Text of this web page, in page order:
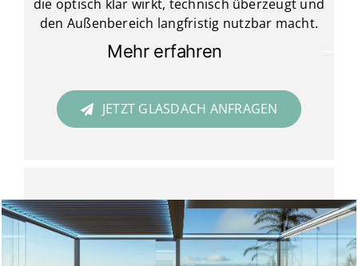
die optisch klar wirkt, technisch überzeugt und
den Außenbereich langfristig nutzbar macht.
Mehr erfahren
JETZT GLASDACH ANFRAGEN